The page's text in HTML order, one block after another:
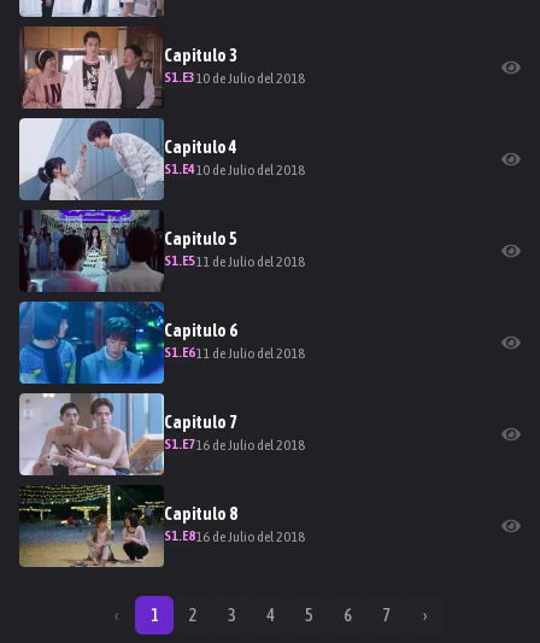
Capitulo3
S1.E310 de Julio del 2018
Capitulo4
S1.E410 de Julio del 2018
Capitulo5
S1.E511 de Julio del 2018
Capitulo 6
S1.E611 de Julio del 2018
Capitulo 7
S1.E716 de Julio del 2018
Capitulo 8
S1.E816 de Julio del 2018
‹ 1 2 3 4 5 6 7 ›